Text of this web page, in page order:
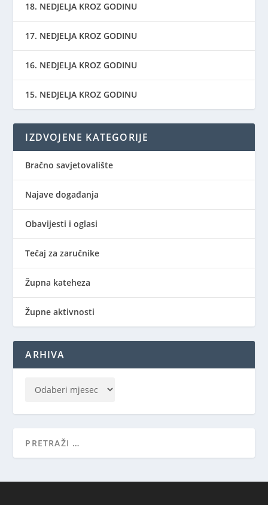
18. NEDJELJA KROZ GODINU
17. NEDJELJA KROZ GODINU
16. NEDJELJA KROZ GODINU
15. NEDJELJA KROZ GODINU
IZDVOJENE KATEGORIJE
Bračno savjetovalište
Najave događanja
Obavijesti i oglasi
Tečaj za zaručnike
Župna kateheza
Župne aktivnosti
ARHIVA